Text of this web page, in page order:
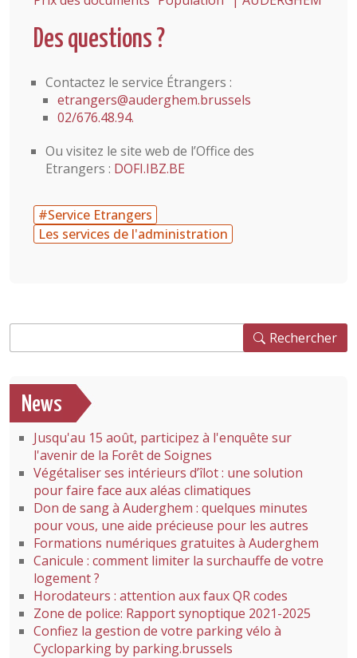
Des questions ?
Contactez le service Étrangers :
etrangers@auderghem.brussels
02/676.48.94.
Ou visitez le site web de l’Office des
Etrangers : DOFI.IBZ.BE
#Service Etrangers
Les services de l'administration
Rechercher
News
Jusqu'au 15 août, participez à l'enquête sur
l'avenir de la Forêt de Soignes
Végétaliser ses intérieurs d’îlot : une solution
pour faire face aux aléas climatiques
Don de sang à Auderghem : quelques minutes
pour vous, une aide précieuse pour les autres
Formations numériques gratuites à Auderghem
Canicule : comment limiter la surchauffe de votre
logement ?
Horodateurs : attention aux faux QR codes
Zone de police: Rapport synoptique 2021-2025
Confiez la gestion de votre parking vélo à
Cycloparking by parking.brussels